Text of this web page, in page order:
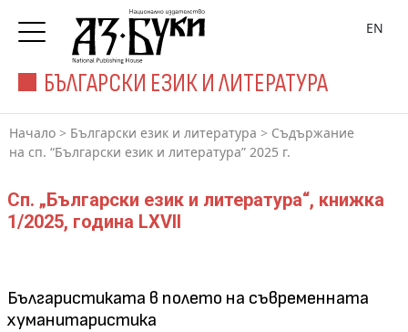
БЪЛГАРСКИ ЕЗИК И ЛИТЕРАТУРА
EN
Начало > Български език и литература > Съдържание
на сп. “Български език и литература” 2025 г.
Сп. „Български език и литература“, книжка
1/2025, година LXVII
Българистиката в полето на съвременната
хуманитаристика